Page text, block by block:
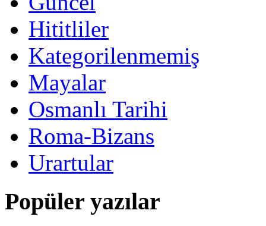
Hititliler
Kategorilenmemiş
Mayalar
Osmanlı Tarihi
Roma-Bizans
Urartular
Popüler yazılar